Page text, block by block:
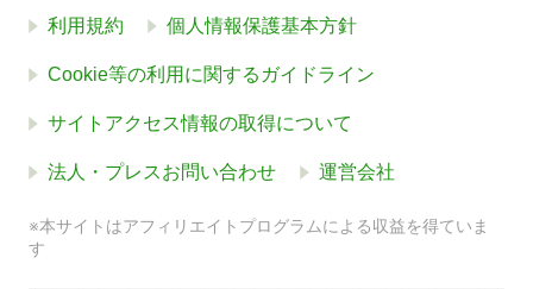
利用規約 個人情報保護基本方針
Cookie等の利用に関するガイドライン
サイトアクセス情報の取得について
法人・プレスお問い合わせ 運営会社
※本サイトはアフィリエイトプログラムによる収益を得ていま
す